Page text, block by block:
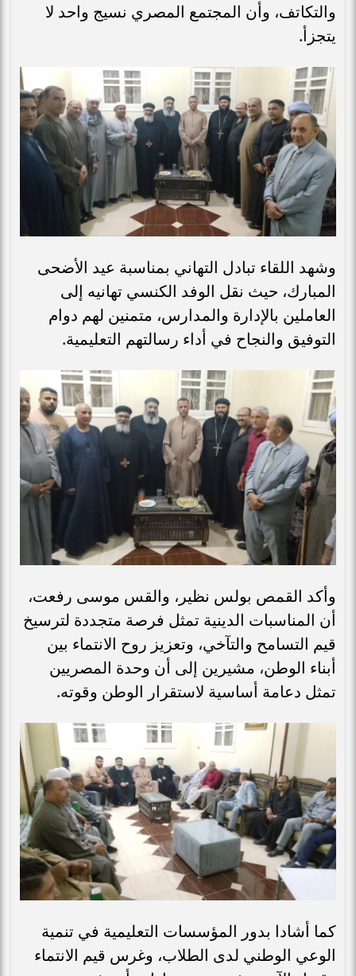
والتكاتف، وأن المجتمع المصري نسيج واحد لا
يتجزأ.
وشهد اللقاء تبادل التهاني بمناسبة عيد الأضحى
المبارك، حيث نقل الوفد الكنسي تهانيه إلى
العاملين بالإدارة والمدارس، متمنين لهم دوام
التوفيق والنجاح في أداء رسالتهم التعليمية.
وأكد القمص بولس نظير، والقس موسى رفعت،
أن المناسبات الدينية تمثل فرصة متجددة لترسيخ
قيم التسامح والتآخي، وتعزيز روح الانتماء بين
أبناء الوطن، مشيرين إلى أن وحدة المصريين
تمثل دعامة أساسية لاستقرار الوطن وقوته.
كما أشادا بدور المؤسسات التعليمية في تنمية
الوعي الوطني لدى الطلاب، وغرس قيم الانتماء